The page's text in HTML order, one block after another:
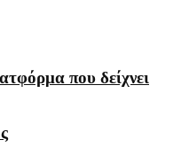
που δείχνει